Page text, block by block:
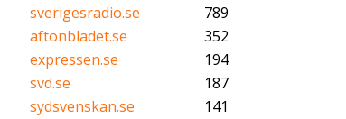
sverigesradio.se
789
aftonbladet.se
352
expressen.se
194
svd.se
187
sydsvenskan.se
141